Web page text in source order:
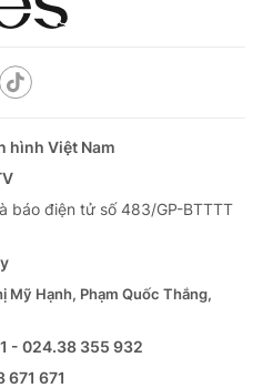
hình Việt Nam
báo điện tử số 483/GP-BTTTT
Mỹ Hạnh, Phạm Quốc Thắng,
- 024.38 355 932
671 671